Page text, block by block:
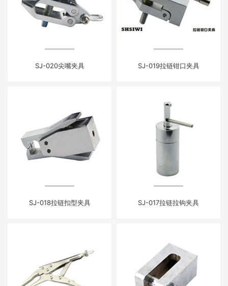
SJ-020尖嘴夹具 SJ-019拉链钳口夹具
SJ-018拉链扣型夹具 SJ-017拉链拉钩夹具